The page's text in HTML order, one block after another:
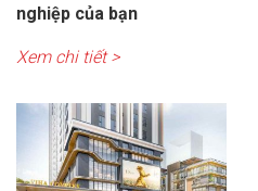
nghiệp của bạn
Xem chi tiết >